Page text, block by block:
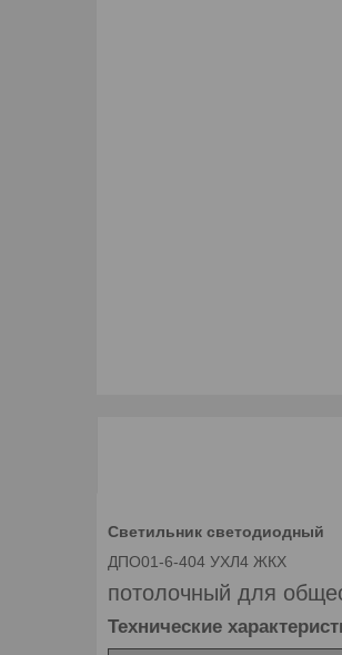
Светильник светодиодный
ДПО01-6-404 УХЛ4 ЖКХ
потолочный для
Технические